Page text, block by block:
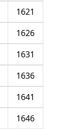
1621
1626
1631
1636
1641
1646